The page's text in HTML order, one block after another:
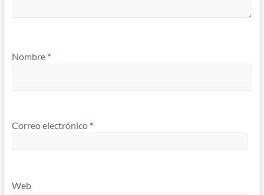
Nombre *
Correo electrónico *
Web